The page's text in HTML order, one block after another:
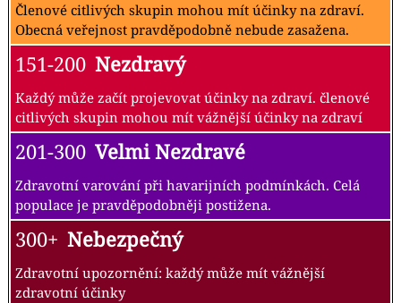
Členové citlivých skupin mohou mít účinky na zdraví.
Obecná veřejnost pravděpodobně nebude zasažena.
151-200 Nezdravý
Každý může začít projevovat účinky na zdraví. členové
citlivých skupin mohou mít vážnější účinky na zdraví
201-300 Velmi Nezdravé
Zdravotní varování při havarijních podmínkách. Celá
populace je pravděpodobněji postižena.
300+ Nebezpečný
Zdravotní upozornění: každý může mít vážnější
zdravotní účinky